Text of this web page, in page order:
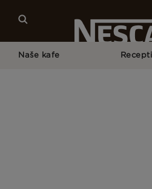
Naše kafe Recepti